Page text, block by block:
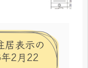
居表示の
2月22